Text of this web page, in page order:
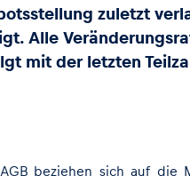
zuletzt
Alle
mit der letzten
beziehen sich auf die